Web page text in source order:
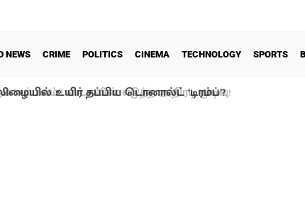
NEWS CRIME POLITICS CINEMA TECHNOLOGY SPORTS
உயிர் தப்பிய டொனால்ட் ‘டிரம்ப்’?